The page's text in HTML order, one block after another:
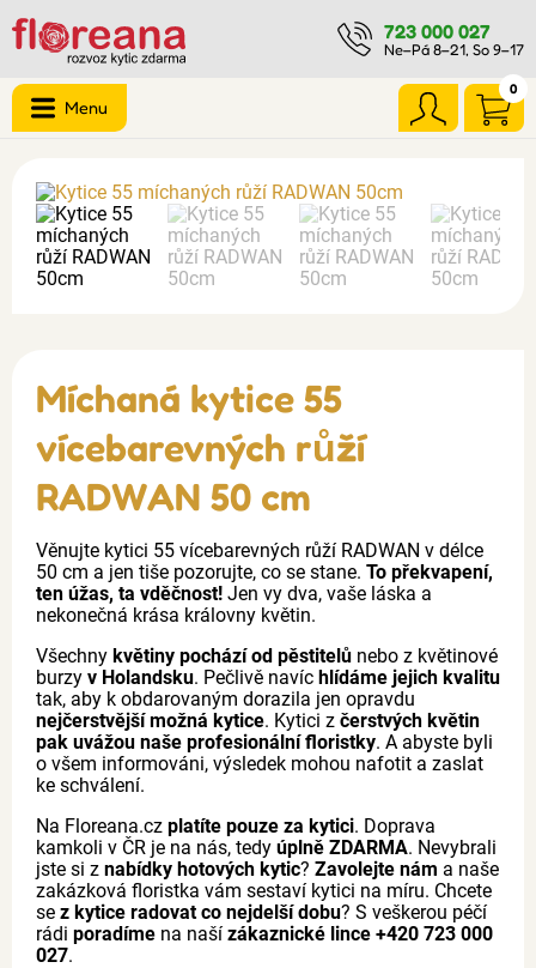
723 000 027
Ne–Pá 8–21, So 9–17
0
Menu
Míchaná kytice 55
vícebarevných růží
RADWAN 50 cm
Věnujte kytici 55 vícebarevných růží RADWAN v délce
50 cm a jen tiše pozorujte, co se stane. To překvapení,
ten úžas, ta vděčnost! Jen vy dva, vaše láska a
nekonečná krása královny květin.
Všechny květiny pochází od pěstitelů nebo z květinové
burzy v Holandsku. Pečlivě navíc hlídáme jejich kvalitu
tak, aby k obdarovaným dorazila jen opravdu
nejčerstvější možná kytice. Kytici z čerstvých květin
pak uvážou naše profesionální floristky. A abyste byli
o všem informováni, výsledek mohou nafotit a zaslat
ke schválení.
Na Floreana.cz platíte pouze za kytici. Doprava
kamkoli v ČR je na nás, tedy úplně ZDARMA. Nevybrali
jste si z nabídky hotových kytic? Zavolejte nám a naše
zakázková floristka vám sestaví kytici na míru. Chcete
se z kytice radovat co nejdelší dobu? S veškerou péčí
rádi poradíme na naší zákaznické lince +420 723 000
027.